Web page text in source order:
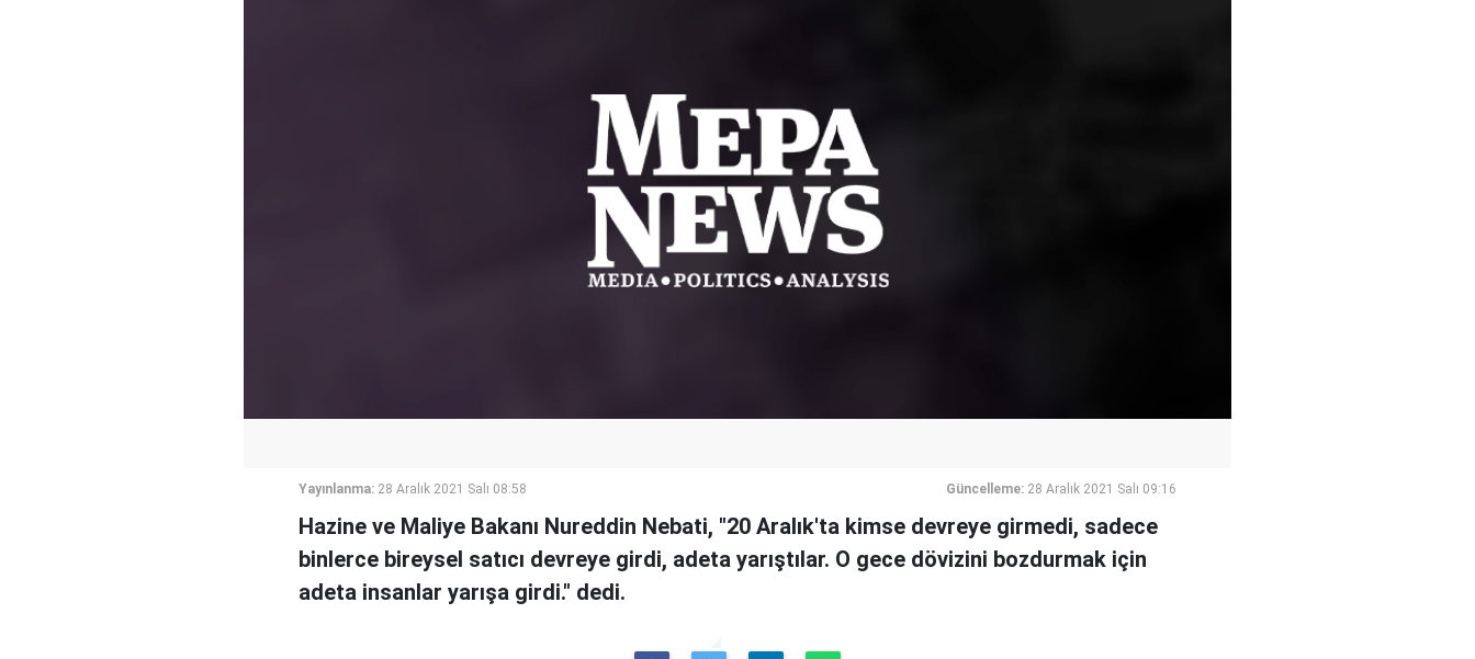
Yayınlanma: 28 Aralık 2021 Salı 08:58 Güncelleme: 28 Aralık 2021 Salı 09:16
Hazine ve Maliye Bakanı Nureddin Nebati, "20 Aralık'ta kimse devreye girmedi, sadece
binlerce bireysel satıcı devreye girdi, adeta yarıştılar. O gece dövizini bozdurmak için
adeta insanlar yarışa girdi." dedi.